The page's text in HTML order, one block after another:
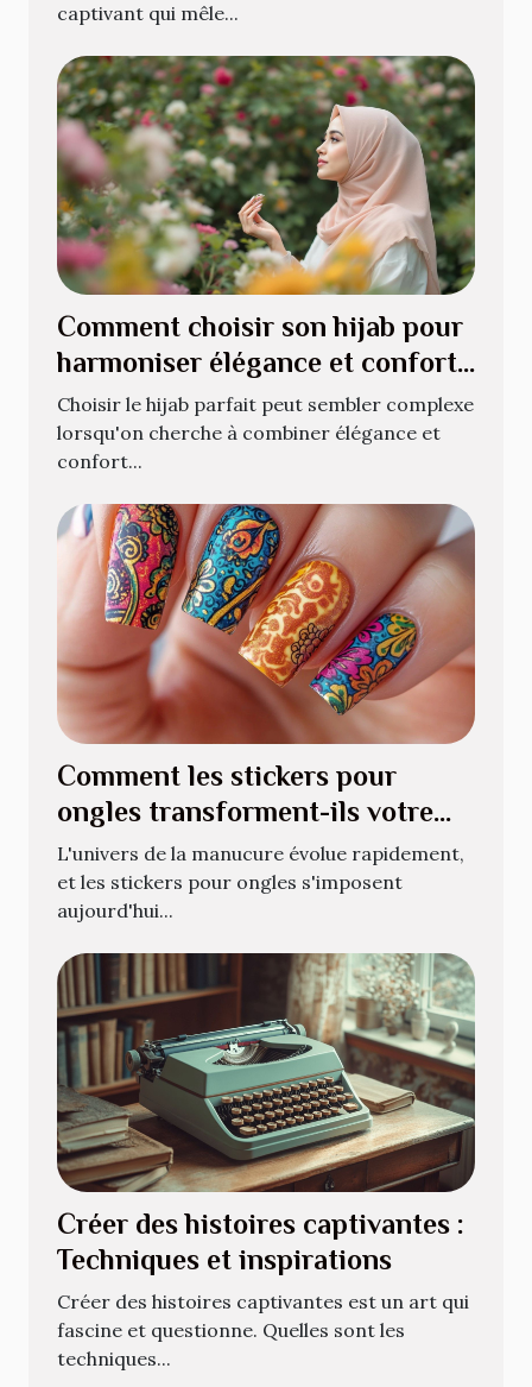
captivant qui mêle...
Comment choisir son hijab pour
harmoniser élégance et confort
?
Choisir le hijab parfait peut sembler complexe
lorsqu'on cherche à combiner élégance et
confort...
Comment les stickers pour
ongles transforment-ils votre
manucure quotidienne ?
L'univers de la manucure évolue rapidement,
et les stickers pour ongles s'imposent
aujourd'hui...
Créer des histoires captivantes :
Techniques et inspirations
Créer des histoires captivantes est un art qui
fascine et questionne. Quelles sont les
techniques...